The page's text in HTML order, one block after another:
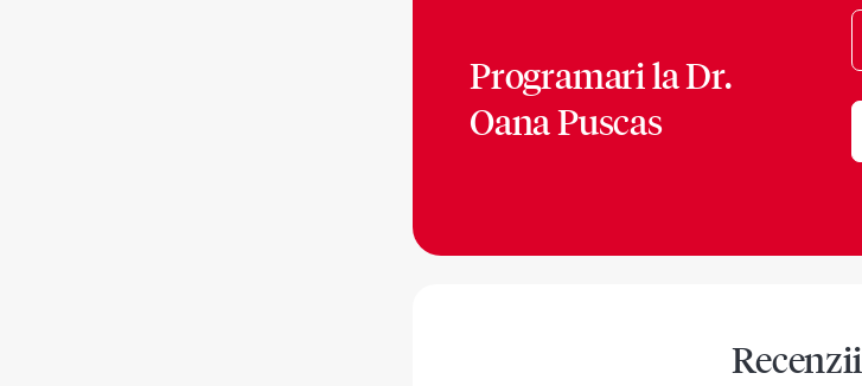
Programari laDr.
Oana Puscas
Recenzii